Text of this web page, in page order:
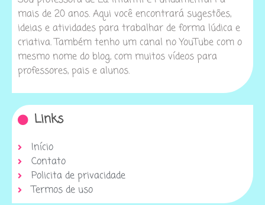
mais de 20 anos. Aqui você encontrará sugestões,
ideias e atividades para trabalhar de forma lúdica e
criativa. Também tenho um canal no YouTube com o
mesmo nome do blog, com muitos vídeos para
professores, pais e alunos.
Links
Início
Contato
Policita de privacidade
Termos de uso